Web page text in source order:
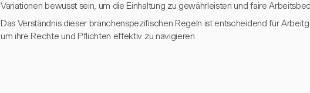
Variationen bewusst sein, um die Einhaltung zu gewährleisten und faire
Das Verständnis dieser branchenspezifischen Regeln ist entscheidend für
um ihre Rechte und Pflichten effektiv zu navigieren.